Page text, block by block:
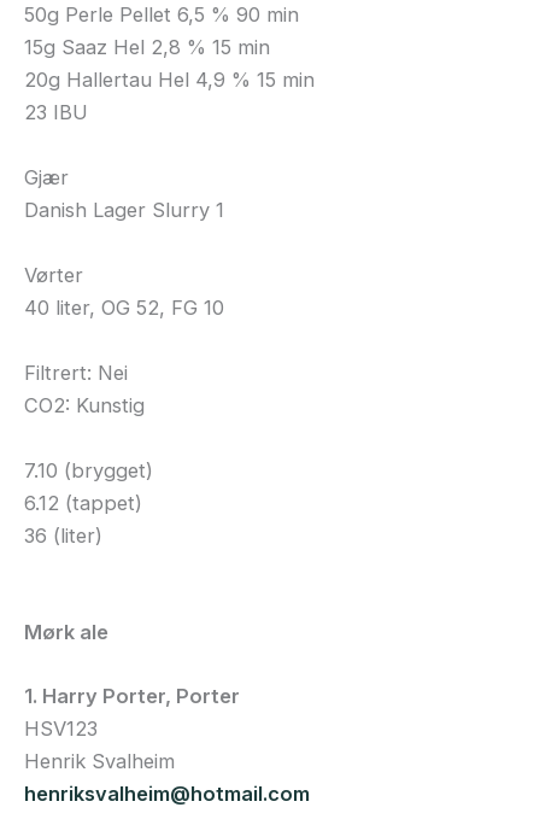
50g Perle Pellet 6,5 % 90 min
15g Saaz Hel 2,8 % 15 min
20g Hallertau Hel 4,9 % 15 min
23 IBU
Gjær
Danish Lager Slurry 1
Vørter
40 liter, OG 52, FG 10
Filtrert: Nei
CO2: Kunstig
7.10 (brygget)
6.12 (tappet)
36 (liter)
Mørk ale
1. Harry Porter, Porter
HSV123
Henrik Svalheim
henriksvalheim@hotmail.com